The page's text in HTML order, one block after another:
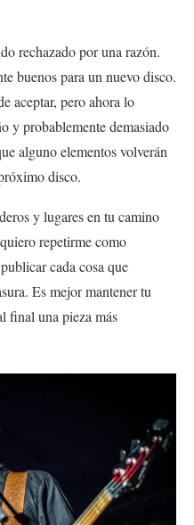
rechazado por una razón.
buenos para un nuevo disco.
aceptar, pero ahora lo
y probablemente demasiado
alguno elementos volverán
disco.
y lugares en tu camino
repetirme como
cada cosa que
Es mejor mantener tu
final una pieza más